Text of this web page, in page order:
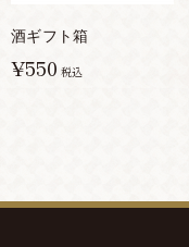
酒ギフト箱
¥550 税込